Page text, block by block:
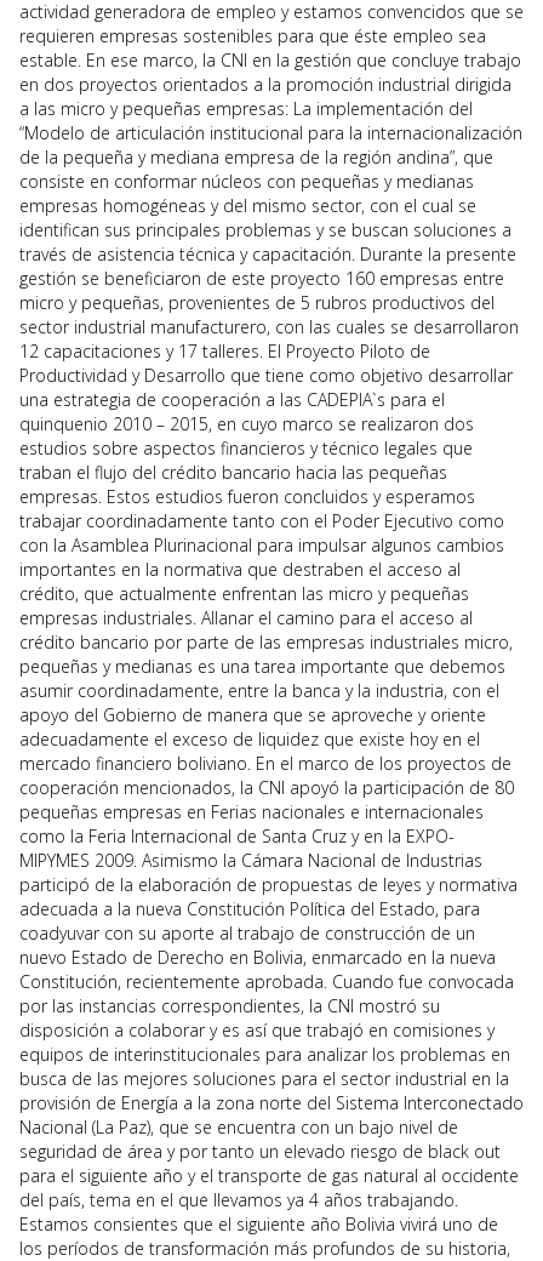
actividad generadora de empleo y estamos convencidos que se
requieren empresas sostenibles para que éste empleo sea
estable. En ese marco, la CNI en la gestión que concluye trabajo
en dos proyectos orientados a la promoción industrial dirigida
a las micro y pequeñas empresas: La implementación del
“Modelo de articulación institucional para la internacionalización
de la pequeña y mediana empresa de la región andina”, que
consiste en conformar núcleos con pequeñas y medianas
empresas homogéneas y del mismo sector, con el cual se
identifican sus principales problemas y se buscan soluciones a
través de asistencia técnica y capacitación. Durante la presente
gestión se beneficiaron de este proyecto 160 empresas entre
micro y pequeñas, provenientes de 5 rubros productivos del
sector industrial manufacturero, con las cuales se desarrollaron
12 capacitaciones y 17 talleres. El Proyecto Piloto de
Productividad y Desarrollo que tiene como objetivo desarrollar
una estrategia de cooperación a las CADEPIA`s para el
quinquenio 2010 – 2015, en cuyo marco se realizaron dos
estudios sobre aspectos financieros y técnico legales que
traban el flujo del crédito bancario hacia las pequeñas
empresas. Estos estudios fueron concluidos y esperamos
trabajar coordinadamente tanto con el Poder Ejecutivo como
con la Asamblea Plurinacional para impulsar algunos cambios
importantes en la normativa que destraben el acceso al
crédito, que actualmente enfrentan las micro y pequeñas
empresas industriales. Allanar el camino para el acceso al
crédito bancario por parte de las empresas industriales micro,
pequeñas y medianas es una tarea importante que debemos
asumir coordinadamente, entre la banca y la industria, con el
apoyo del Gobierno de manera que se aproveche y oriente
adecuadamente el exceso de liquidez que existe hoy en el
mercado financiero boliviano. En el marco de los proyectos de
cooperación mencionados, la CNI apoyó la participación de 80
pequeñas empresas en Ferias nacionales e internacionales
como la Feria Internacional de Santa Cruz y en la EXPO-
MIPYMES 2009. Asimismo la Cámara Nacional de Industrias
participó de la elaboración de propuestas de leyes y normativa
adecuada a la nueva Constitución Política del Estado, para
coadyuvar con su aporte al trabajo de construcción de un
nuevo Estado de Derecho en Bolivia, enmarcado en la nueva
Constitución, recientemente aprobada. Cuando fue convocada
por las instancias correspondientes, la CNI mostró su
disposición a colaborar y es así que trabajó en comisiones y
equipos de interinstitucionales para analizar los problemas en
busca de las mejores soluciones para el sector industrial en la
provisión de Energía a la zona norte del Sistema Interconectado
Nacional (La Paz), que se encuentra con un bajo nivel de
seguridad de área y por tanto un elevado riesgo de black out
para el siguiente año y el transporte de gas natural al occidente
del país, tema en el que llevamos ya 4 años trabajando.
Estamos consientes que el siguiente año Bolivia vivirá uno de
los períodos de transformación más profundos de su historia,